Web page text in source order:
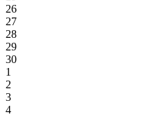
26
27
28
29
30
1
2
3
4